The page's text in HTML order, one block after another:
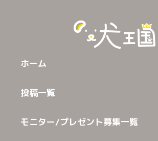
ホーム
投稿一覧
モニター/プレゼント募集一覧